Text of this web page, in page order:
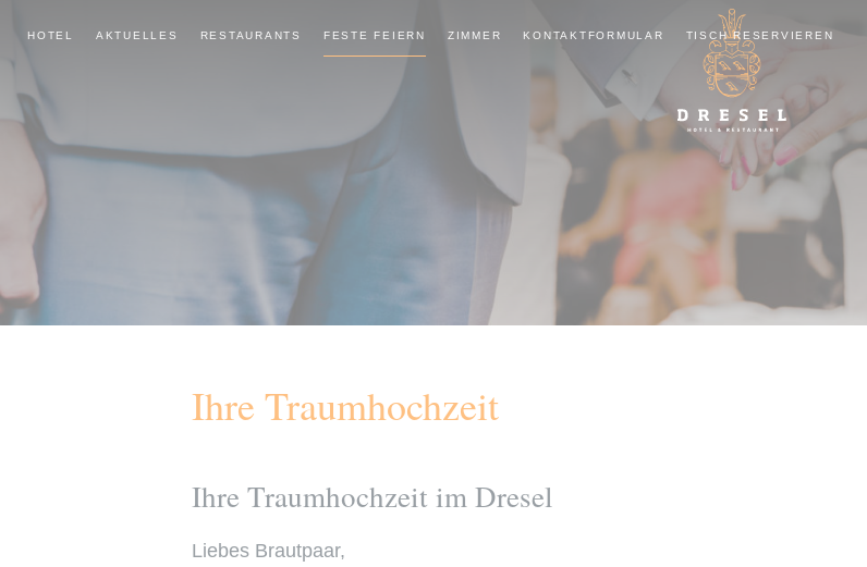
Inhalt
springen
Dresel
Ein
Ort
Genießer
und
Gernesser
in
HOTEL AKTUELLES RESTAURANTS FESTE FEIERN ZIMMER KONTAKTFORMULAR TISCH RESERVIEREN
Ihre Traumhochzeit
Ihre Traumhochzeit im Dresel
Liebes Brautpaar,